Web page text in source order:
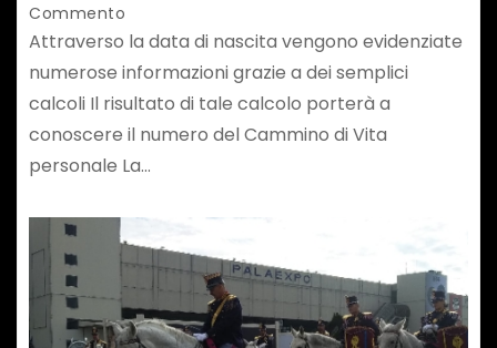
Commento
Attraverso la data di nascita vengono evidenziate
numerose informazioni grazie a dei semplici
calcoli Il risultato di tale calcolo porterà a
conoscere il numero del Cammino di Vita
personale La…